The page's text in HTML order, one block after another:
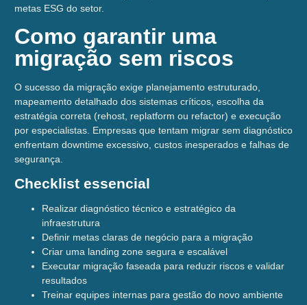
metas ESG do setor.
Como garantir uma
migração sem riscos
O sucesso da migração exige planejamento estruturado,
mapeamento detalhado dos sistemas críticos, escolha da
estratégia correta (rehost, replatform ou refactor) e execução
por especialistas. Empresas que tentam migrar sem diagnóstico
enfrentam downtime excessivo, custos inesperados e falhas de
segurança.
Checklist essencial
Realizar diagnóstico técnico e estratégico da
infraestrutura
Definir metas claras de negócio para a migração
Criar uma landing zone segura e escalável
Executar migração faseada para reduzir riscos e validar
resultados
Treinar equipes internas para gestão do novo ambiente